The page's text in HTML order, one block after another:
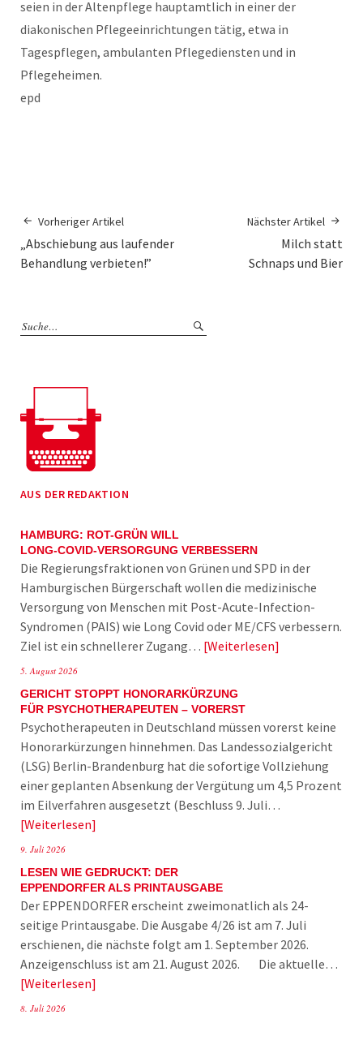
seien in der Altenpflege hauptamtlich in einer der
diakonischen Pflegeeinrichtungen tätig, etwa in
Tagespflegen, ambulanten Pflegediensten und in
Pflegeheimen.
epd
Vorheriger Artikel
„Abschiebung aus laufender
Behandlung verbieten!”
Nächster Artikel
Milch statt
Schnaps und Bier
AUS DER REDAKTION
HAMBURG: ROT-GRÜN WILL
LONG-COVID-VERSORGUNG VERBESSERN
Die Regierungsfraktionen von Grünen und SPD in der
Hamburgischen Bürgerschaft wollen die medizinische
Versorgung von Menschen mit Post-Acute-Infection-
Syndromen (PAIS) wie Long Covid oder ME/CFS verbessern.
Ziel ist ein schnellerer Zugang… Weiterlesen
5. August 2026
GERICHT STOPPT HONORARKÜRZUNG
FÜR PSYCHOTHERAPEUTEN – VORERST
Psychotherapeuten in Deutschland müssen vorerst keine
Honorarkürzungen hinnehmen. Das Landessozialgericht
(LSG) Berlin-Brandenburg hat die sofortige Vollziehung
einer geplanten Absenkung der Vergütung um 4,5 Prozent
im Eilverfahren ausgesetzt (Beschluss 9. Juli…
Weiterlesen
9. Juli 2026
LESEN WIE GEDRUCKT: DER
EPPENDORFER ALS PRINTAUSGABE
Der EPPENDORFER erscheint zweimonatlich als 24-
seitige Printausgabe. Die Ausgabe 4/26 ist am 7. Juli
erschienen, die nächste folgt am 1. September 2026.
Anzeigenschluss ist am 21. August 2026. Die aktuelle…
Weiterlesen
8. Juli 2026